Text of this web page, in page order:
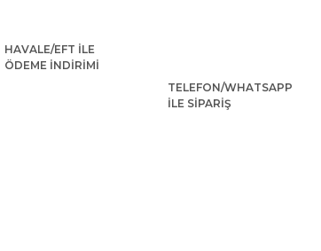
Hintli Kız Kostümü
HAVALE/EFT İLE
ÖDEME İNDİRİMİ
TELEFON/WHATSAPP
İLE SİPARİŞ